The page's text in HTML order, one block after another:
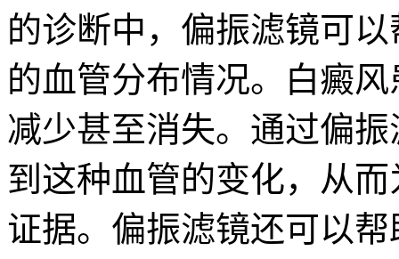
的诊断中，偏振滤镜可
的血管分布情况。白癜
减少甚至消失。通过偏
到这种血管的变化，从
证据。偏振滤镜还可以